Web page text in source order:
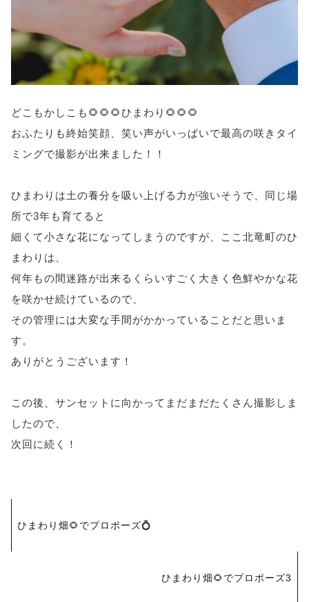
どこもかしこも🌻🌻🌻ひまわり🌻🌻🌻
おふたりも終始笑顔、笑い声がいっぱいで最高の咲きタイ
ミングで撮影が出来ました！！
ひまわりは土の養分を吸い上げる力が強いそうで、同じ場
所で3年も育てると
細くて小さな花になってしまうのですが、ここ北竜町のひ
まわりは、
何年もの間迷路が出来るくらいすごく大きく色鮮やかな花
を咲かせ続けているので、
その管理には大変な手間がかかっていることだと思いま
す。
ありがとうございます！
この後、サンセットに向かってまだまだたくさん撮影しま
したので、
次回に続く！
投
稿
ひまわり畑🌻でプロポーズ💍
ひまわり畑🌻でプロポーズ3